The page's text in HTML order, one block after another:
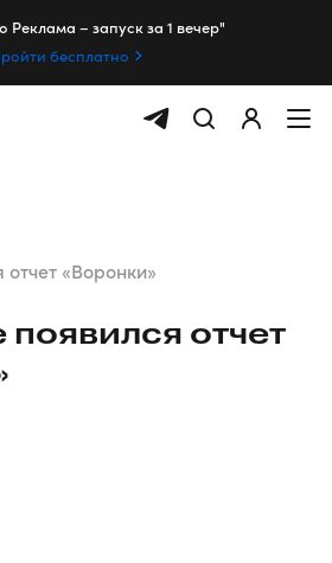
Реклама – запуск за 1 вечер"
бесплатно
«Воронки»
отчет